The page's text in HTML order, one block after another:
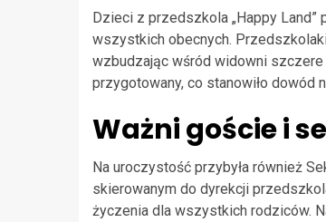
Dzieci z przedszkola „Happy Land”
wszystkich obecnych.
wzbudzając wśród widowni szczere
przygotowany, co stanowiło dowód
Ważni goście i
Na uroczystość przybyła również
skierowanym do dyrekcji
życzenia dla wszystkich rodziców.